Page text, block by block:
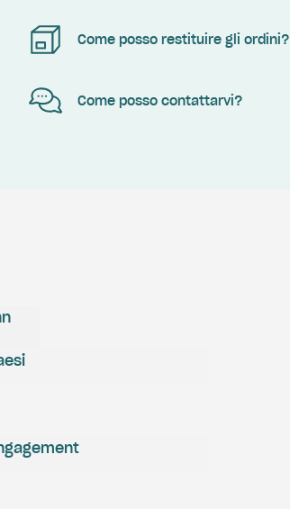
Come posso restituire gli ordini?
Come posso contattarvi?